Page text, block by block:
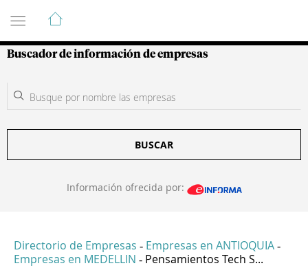
Guía de Empresas Colombianas
Buscador de información de empresas
BUSCAR
Información ofrecida por:
Directorio de Empresas - Empresas en ANTIOQUIA -
Empresas en MEDELLIN - Pensamientos Tech S...